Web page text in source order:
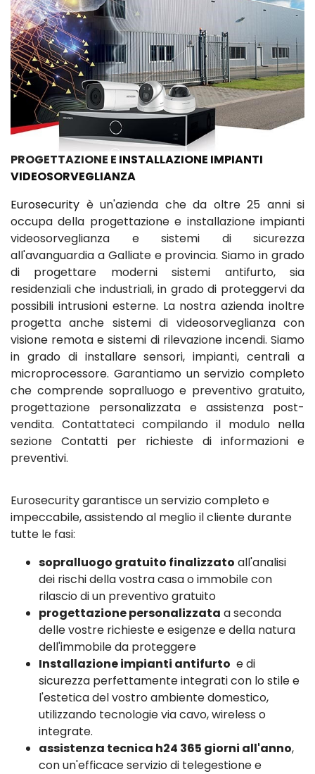
PROGETTAZIONE E INSTALLAZIONE IMPIANTI
VIDEOSORVEGLIANZA
Eurosecurity è un'azienda che da oltre 25 anni si
occupa della progettazione e installazione impianti
videosorveglianza e sistemi di sicurezza
all'avanguardia a Galliate e provincia. Siamo in grado
di progettare moderni sistemi antifurto, sia
residenziali che industriali, in grado di proteggervi da
possibili intrusioni esterne. La nostra azienda inoltre
progetta anche sistemi di videosorveglianza con
visione remota e sistemi di rilevazione incendi. Siamo
in grado di installare sensori, impianti, centrali a
microprocessore. Garantiamo un servizio completo
che comprende sopralluogo e preventivo gratuito,
progettazione personalizzata e assistenza post-
vendita. Contattateci compilando il modulo nella
sezione Contatti per richieste di informazioni e
preventivi.
Eurosecurity garantisce un servizio completo e
impeccabile, assistendo al meglio il cliente durante
tutte le fasi:
sopralluogo gratuito finalizzato all'analisi
dei rischi della vostra casa o immobile con
rilascio di un preventivo gratuito
progettazione personalizzata a seconda
delle vostre richieste e esigenze e della natura
dell'immobile da proteggere
Installazione impianti antifurto e di
sicurezza perfettamente integrati con lo stile e
l'estetica del vostro ambiente domestico,
utilizzando tecnologie via cavo, wireless o
integrate.
assistenza tecnica h24 365 giorni all'anno,
con un'efficace servizio di telegestione e